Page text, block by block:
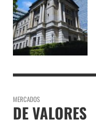
MERCADOS
DE VALORES